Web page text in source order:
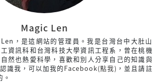
Magic Len
，是這網站的管理員。我是台灣台中大肚山
資訊科和台灣科技大學資訊工程系，曾在桃機
然也熱愛科學，喜歡和別人分享自己的知識與
識我，可以加我的Facebook(點我) ，並且請註